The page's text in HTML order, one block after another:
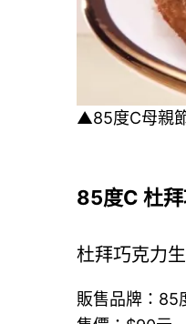
▲85度C母親
85度C 杜
杜拜巧克力
販售品牌：85